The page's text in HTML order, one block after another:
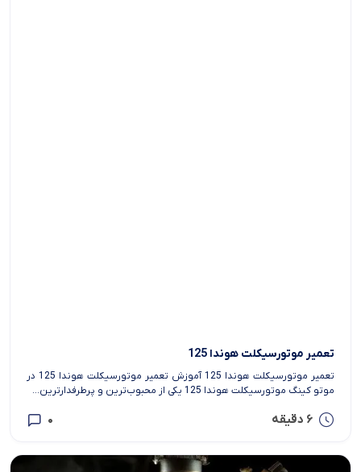
تعمیر موتورسیکلت هوندا 125
تعمیر موتورسیکلت هوندا 125 آموزش تعمیر موتورسیکلت هوندا 125 در
موتو کینگ موتورسیکلت هوندا 125 یکی از محبوب‌ترین و پرطرفدارترین...
6 دقیقه 0